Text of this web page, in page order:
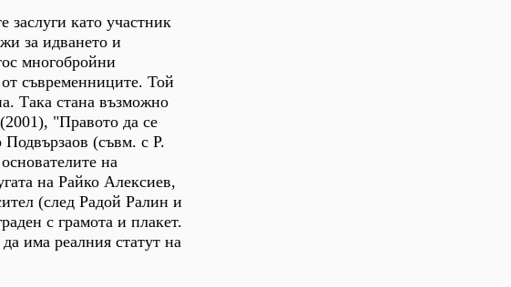
заслуги като участник
за идването и
многобройни
съвременниците. Той
Така стана възможно
"Правото да се
(съвм. с Р.
на
на Райко Алексиев,
(след Радой Ралин и
с грамота и плакет.
има реалния статут на